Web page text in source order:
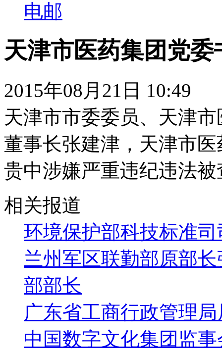
电邮
天津市医药集团党
2015年08月21日 10:49
天津市市委委员、天津
董事长张建津，天津市
贵中涉嫌严重违纪违法被
相关报道
环境保护部科技标准
兰州军区联勤部原部
部部长
广东省工商行政管理
中国数字文化集团监